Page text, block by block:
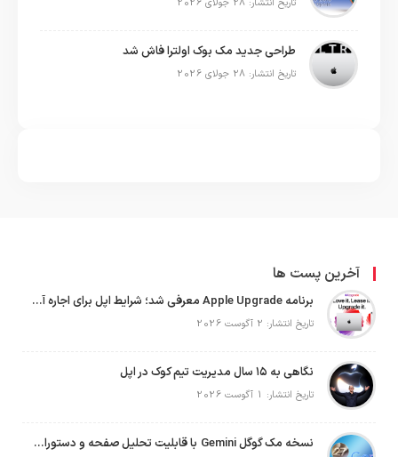
تاریخ انتشار: 28 جولای 2026
طراحی جدید مک بوک اولترا فاش شد
تاریخ انتشار: 28 جولای 2026
آخرین پست ها
برنامه Apple Upgrade معرفی شد؛ شرایط اپل برای اجاره آیفون، آیپد، مک و اپل واچ
تاریخ انتشار: 2 آگوست 2026
نگاهی به ۱۵ سال مدیریت تیم کوک در اپل
تاریخ انتشار: 1 آگوست 2026
نسخه مک گوگل Gemini با قابلیت تحلیل صفحه و دستورات صوتی در به‌روزرسانی جدید